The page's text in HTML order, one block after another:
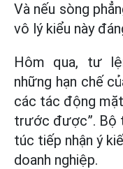
Và nếu sòng
vô lý kiểu này
Hôm qua, tư
những hạn chế
các tác động
trước được”. Bộ
túc tiếp nhận ý
doanh nghiệp.